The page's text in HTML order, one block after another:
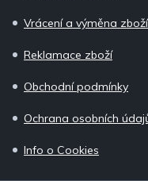
Vrácení a výměna
Reklamace zboží
Obchodní podmínky
Ochrana osobních
Info o Cookies